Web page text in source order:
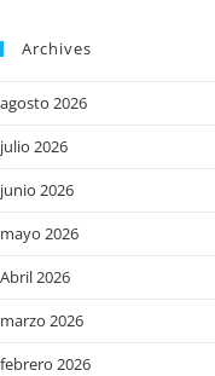
Archives
agosto 2026
julio 2026
junio 2026
mayo 2026
Abril 2026
marzo 2026
febrero 2026